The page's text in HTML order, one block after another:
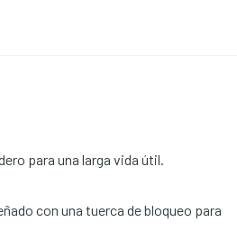
para una larga vida útil.
con una tuerca de bloqueo para